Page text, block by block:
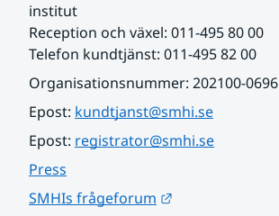
institut
Reception och växel: 011-495 80 00
Telefon kundtjänst: 011-495 82 00
Organisationsnummer: 202100-0696
Epost: kundtjanst@smhi.se
Epost: registrator@smhi.se
Press
SMHIs frågeforum